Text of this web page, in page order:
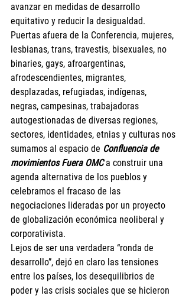
avanzar en medidas de desarrollo
equitativo y reducir la desigualdad.
Puertas afuera de la Conferencia, mujeres,
lesbianas, trans, travestis, bisexuales, no
binaries, gays, afroargentinas,
afrodescendientes, migrantes,
desplazadas, refugiadas, indígenas,
negras, campesinas, trabajadoras
autogestionadas de diversas regiones,
sectores, identidades, etnias y culturas nos
sumamos al espacio de Confluencia de
movimientos Fuera OMC a construir una
agenda alternativa de los pueblos y
celebramos el fracaso de las
negociaciones lideradas por un proyecto
de globalización económica neoliberal y
corporativista.
Lejos de ser una verdadera “ronda de
desarrollo”, dejó en claro las tensiones
entre los países, los desequilibrios de
poder y las crisis sociales que se hicieron